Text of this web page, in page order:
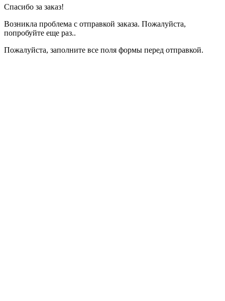
Спасибо за заказ!
Возникла проблема с отправкой заказа. Пожалуйста,
попробуйте еще раз..
Пожалуйста, заполните все поля формы перед отправкой.